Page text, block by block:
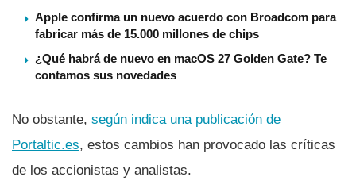
Apple confirma un nuevo acuerdo con Broadcom para
fabricar más de 15.000 millones de chips
¿Qué habrá de nuevo en macOS 27 Golden Gate? Te
contamos sus novedades
No obstante, según indica una publicación de
Portaltic.es, estos cambios han provocado las crí­ticas
de los accionistas y analistas.